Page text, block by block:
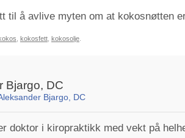
til å avlive myten om at kokosnøtten
kokosfett kokosolje
Bjargo, DC
Bjargo, DC
doktor i kiropraktikk med vekt på